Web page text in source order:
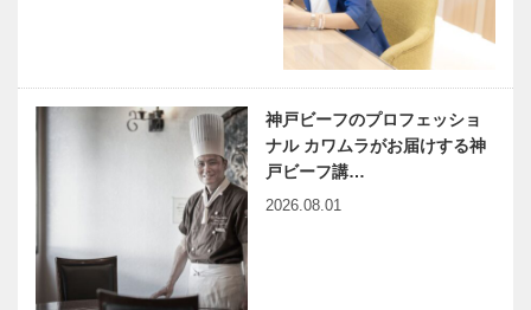
神戸ビーフのプロフェッショ
ナル カワムラがお届けする神
戸ビーフ講…
2026.08.01